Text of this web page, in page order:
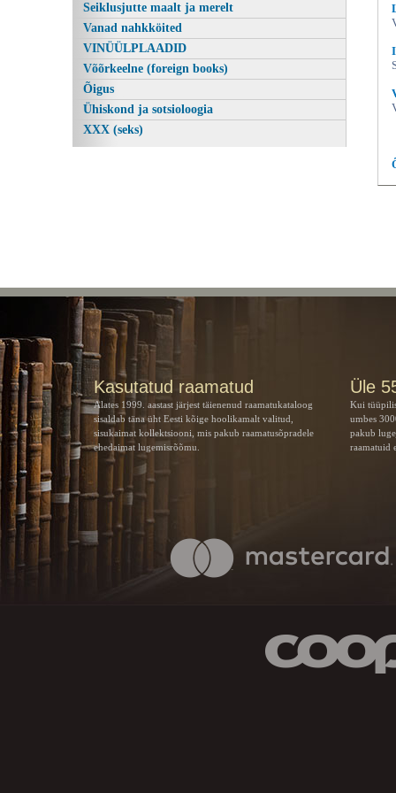
Seiklusjutte maalt ja merelt
Vanad nahkköited
VINÜÜLPLAADID
Võõrkeelne (foreign books)
Õigus
Ühiskond ja sotsioloogia
XXX (seks)
Kasutatud raamatud
Alates 1999. aastast järjest täienenud raamatukataloog
sisaldab täna üht Eesti kõige hoolikamalt valitud,
sisukaimat kollektsiooni, mis pakub raamatusõpradele
ehedaimat lugemisrõõmu.
Üle
Kui
umbes
pakub
raamatuid